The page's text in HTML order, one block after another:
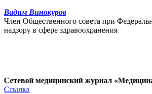
Вадим Винокуров
Член Общественного совета при
надзору в сфере здравоохранения
Сетевой медицинский журнал
Ссылка